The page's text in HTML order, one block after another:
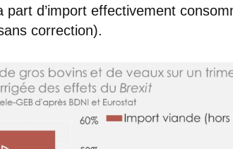
part d’import effectivement
correction).